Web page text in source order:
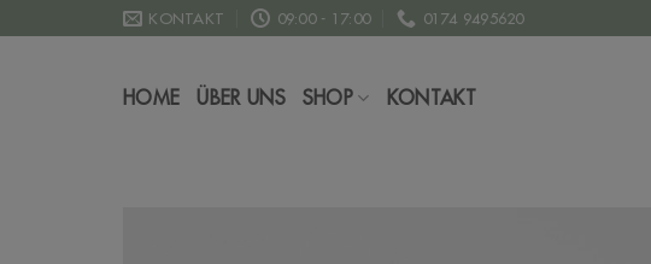
Inhalt
KONTAKT 09:00 - 17:00 0174 9495620
HOME ÜBER UNS SHOP KONTAKT